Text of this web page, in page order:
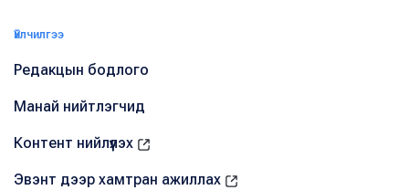
Үйлчилгээ
Редакцын бодлого
Манай нийтлэгчид
Контент нийлүүлэх
Эвэнт дээр хамтран ажиллах